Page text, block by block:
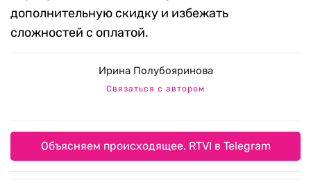
дополнительную скидку и избежать
сложностей с оплатой.
Ирина Полубояринова
Связаться с автором
Объясняем происходящее. RTVI в Telegram